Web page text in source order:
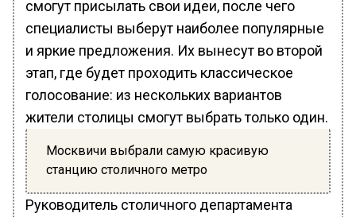
смогут присылать свои идеи, после чего
специалисты выберут наиболее популярные
и яркие предложения. Их вынесут во второй
этап, где будет проходить классическое
голосование: из нескольких вариантов
жители столицы смогут выбрать только один.
Москвичи выбрали самую красивую
станцию столичного метро
Руководитель столичного департамента